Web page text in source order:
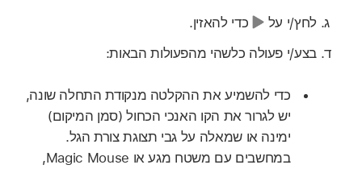
לחץ/י על
כדי להאזין.
בצע/י פעולה כלשהי מהפעולות הבאות:
כדי להשמיע את ההקלטה מנקודת התחלה שונה,
יש לגרור את הקו האנכי הכחול (סמן המיקום)
ימינה או שמאלה על גבי תצוגת צורת הגל.
במחשבים עם משטח מגע או Magic Mouse,